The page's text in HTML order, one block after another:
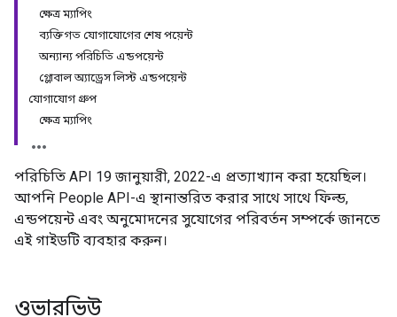
ক্ষেত্র ম্যাপিং
ব্যক্তিগত যোগাযোগের শেষ পয়েন্ট
অন্যান্য পরিচিতি এন্ডপয়েন্ট
গ্লোবাল অ্যাড্রেস লিস্ট এন্ডপয়েন্ট
যোগাযোগ গ্রুপ
ক্ষেত্র ম্যাপিং
পরিচিতি API 19 জানুয়ারী, 2022-এ প্রত্যাখ্যান করা হয়েছিল।
আপনি People API-এ স্থানান্তরিত করার সাথে সাথে ফিল্ড,
এন্ডপয়েন্ট এবং অনুমোদনের সুযোগের পরিবর্তন সম্পর্কে জানতে
এই গাইডটি ব্যবহার করুন।
ওভারভিউ